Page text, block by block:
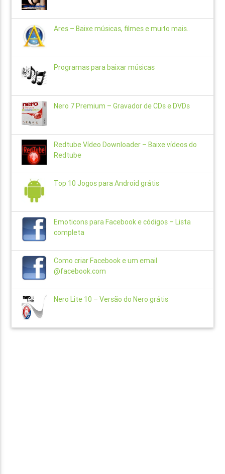
Ares – Baixe músicas, filmes e muito mais..
Programas para baixar músicas
Nero 7 Premium – Gravador de CDs e DVDs
Redtube Vídeo Downloader – Baixe vídeos do
Redtube
Top 10 Jogos para Android grátis
Emoticons para Facebook e códigos – Lista
completa
Como criar Facebook e um email
@facebook.com
Nero Lite 10 – Versão do Nero grátis